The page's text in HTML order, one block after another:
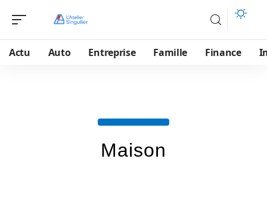
Actu Auto Entreprise Famille Finance
Maison